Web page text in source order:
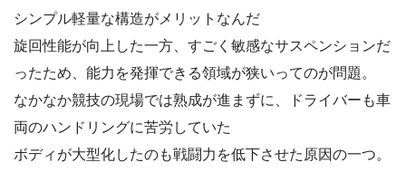
シンプル軽量な構造がメリットなんだ
旋回性能が向上した一方、すごく敏感なサスペンションだ
ったため、能力を発揮できる領域が狭いってのが問題。
なかなか競技の現場では熟成が進まずに、ドライバーも車
両のハンドリングに苦労していた
ボディが大型化したのも戦闘力を低下させた原因の一つ。